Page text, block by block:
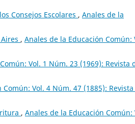
Consejos Escolares , Anales de la
, Anales de la Educación Común:
Vol. 1 Núm. 23 (1969): Revista
Vol. 4 Núm. 47 (1885):
, Anales de la Educación Común: